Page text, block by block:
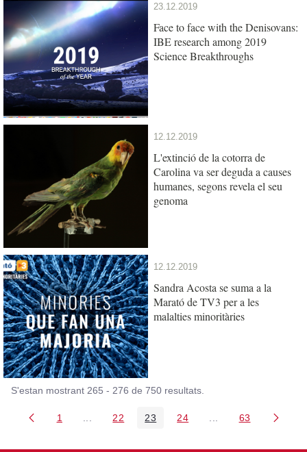
23.12.2019
Face to face with the Denisovans:
IBE research among 2019
Science Breakthroughs
12.12.2019
L'extinció de la cotorra de
Carolina va ser deguda a causes
humanes, segons revela el seu
genoma
12.12.2019
Sandra Acosta se suma a la
Marató de TV3 per a les
malalties minoritàries
S'estan mostrant 265 - 276 de 750 resultats.
Pàgina
1 Pàgines intermèdies Utilitzeu TAB per navegar.
Pàgina
22 Pàgina
23 Pàgina
24 PàginesPàgina
63